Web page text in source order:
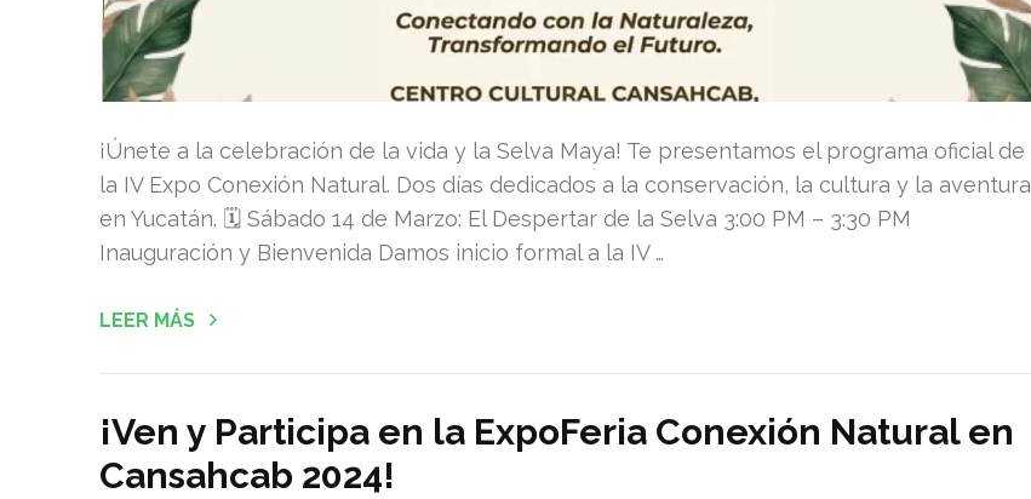
¡Únete a la celebración de la vida y la Selva Maya! Te presentamos el programa oficial de
la IV Expo Conexión Natural. Dos días dedicados a la conservación, la cultura y la aventura
en Yucatán. 🗓️ Sábado 14 de Marzo: El Despertar de la Selva 3:00 PM – 3:30 PM
Inauguración y Bienvenida Damos inicio formal a la IV …
LEER MÁS
¡Ven y Participa en la ExpoFeria Conexión Natural en
Cansahcab 2024!